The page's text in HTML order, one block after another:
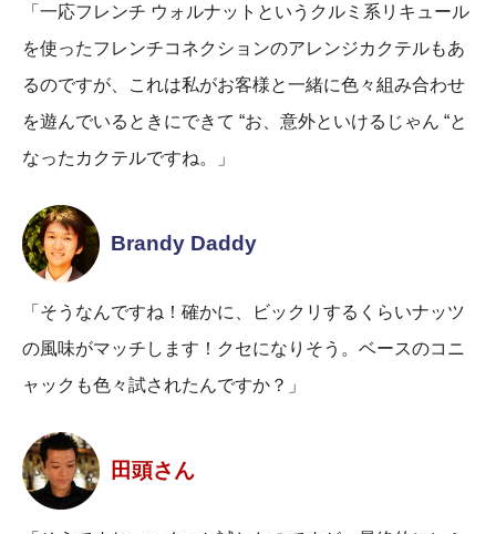
「一応フレンチ ウォルナットというクルミ系リキュール
を使ったフレンチコネクションのアレンジカクテルもあ
るのですが、これは私がお客様と一緒に色々組み合わせ
を遊んでいるときにできて “お、意外といけるじゃん “と
なったカクテルですね。」
Brandy Daddy
「そうなんですね！確かに、ビックリするくらいナッツ
の風味がマッチします！クセになりそう。ベースのコニ
ャックも色々試されたんですか？」
田頭さん